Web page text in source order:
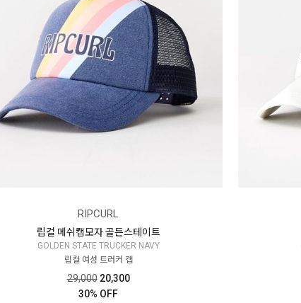
RIPCURL
립컬 메쉬캡모자 골든스테이트
GOLDEN STATE TRUCKER NAVY
립컬 여성 트러커 캡
29,000 20,300
30% OFF